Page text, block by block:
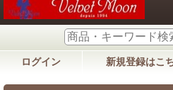
ログイン 新規登録はこ